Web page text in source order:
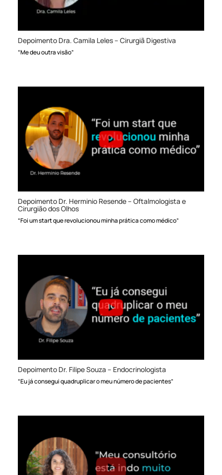
Depoimento Dra. Camila Leles – Cirurgiã Digestiva
“Me deu outra visão”
Depoimento Dr. Herminio Resende – Oftalmologista e
Cirurgião dos Olhos
“Foi um start que revolucionou minha prática como médico”
Depoimento Dr. Filipe Souza – Endocrinologista
“Eu já consegui quadruplicar o meu número de pacientes”